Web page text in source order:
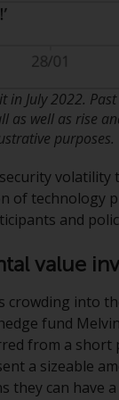
„Société
wurde. Die
auf die auf
werden nur
Ausgaben.
jedoch nicht
Ländern
Verteilung
in July 2022.
as well as rise
purposes.
volatility
of technology
and
value
into
fund
from a short
a sizeable
can have